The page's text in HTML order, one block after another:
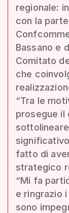
regionale:
con la
Bassano e
Comitato
che
“Tra le
prosegue il
fatto di
strategico
“Mi fa
e ringrazio
sono